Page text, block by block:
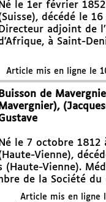
Né le 1er février
décédé le
Directeur adjoint de
à Saint-
Article mis en ligne le
Buisson de
Né le 7 octobre 1812
Vienne),
(Haute-Vienne).
de la Société
Article mis en ligne